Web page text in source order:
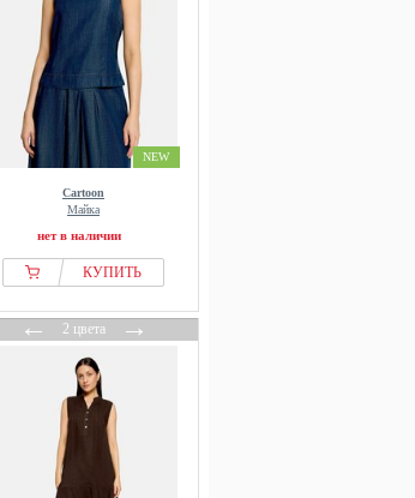
NEW
Cartoon
Майка
нет в наличии
КУПИТЬ
←2 цвета→